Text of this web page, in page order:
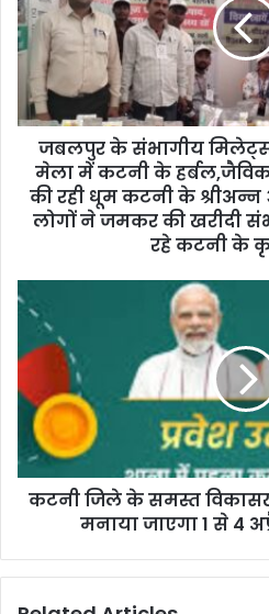
m
a
i
d
जबलपुर के संभागीय
मेला में कटनी के हर्बल,जैविक
की रही धूम कटनी के
लोगों ने जमकर की खरीदी
रहे कटनी के
कटनी जिले के समस्त
मनाया जाएगा 1 से 4